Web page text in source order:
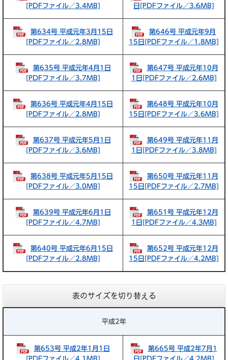
[PDFファイル／3.4MB]
日[PDFファイル／3.6MB]
第634号 平成元年3月15日
[PDFファイル／2.8MB]
第646号 平成元年9月
15日[PDFファイル／1.8MB]
第635号 平成元年4月1日
[PDFファイル／3.7MB]
第647号 平成元年10月
1日[PDFファイル／2.6MB]
第636号 平成元年4月15日
[PDFファイル／2.8MB]
第648号 平成元年10月
15日[PDFファイル／3.6MB]
第637号 平成元年5月1日
[PDFファイル／3.6MB]
第649号 平成元年11月
1日[PDFファイル／3.8MB]
第638号 平成元年5月15日
[PDFファイル／3.0MB]
第650号 平成元年11月
15日[PDFファイル／2.7MB]
第639号 平成元年6月1日
[PDFファイル／4.7MB]
第651号 平成元年12月
1日[PDFファイル／4.3MB]
第640号 平成元年6月15日
[PDFファイル／2.8MB]
第652号 平成元年12月
15日[PDFファイル／4.2MB]
表のサイズを切り替える
平成2年
第653号 平成2年1月1日
第665号 平成2年7月1